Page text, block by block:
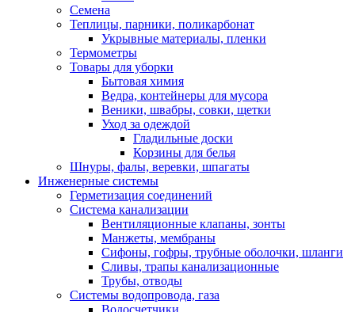
Семена
Теплицы, парники, поликарбонат
Укрывные материалы, пленки
Термометры
Товары для уборки
Бытовая химия
Ведра, контейнеры для мусора
Веники, швабры, совки, щетки
Уход за одеждой
Гладильные доски
Корзины для белья
Шнуры, фалы, веревки, шпагаты
Инженерные системы
Герметизация соединений
Система канализации
Вентиляционные клапаны, зонты
Манжеты, мембраны
Сифоны, гофры, трубные оболочки, шланги
Сливы, трапы канализационные
Трубы, отводы
Системы водопровода, газа
Водосчетчики